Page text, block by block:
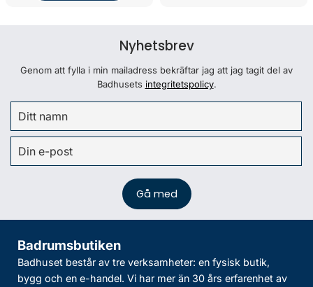
Nyhetsbrev
Genom att fylla i min mailadress bekräftar jag att jag tagit del av
Badhusets integritetspolicy.
Badrumsbutiken
Badhuset består av tre verksamheter: en fysisk butik,
bygg och en e-handel. Vi har mer än 30 års erfarenhet av